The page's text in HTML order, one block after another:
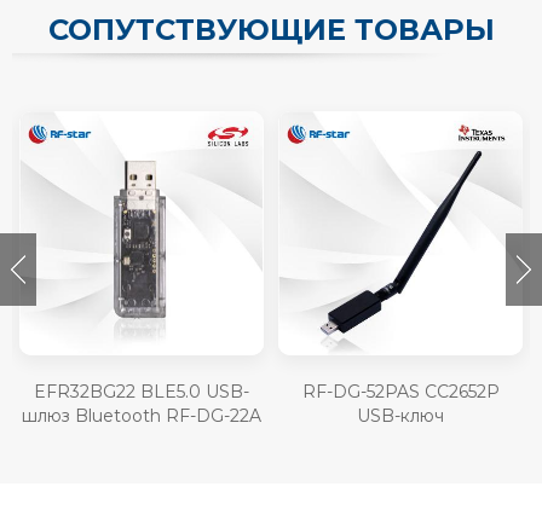
СОПУТСТВУЮЩИЕ ТОВАРЫ
EFR32BG22 BLE5.0 USB-
шлюз Bluetooth RF-DG-22A
RF-DG-52PAS CC2652P
USB-ключ